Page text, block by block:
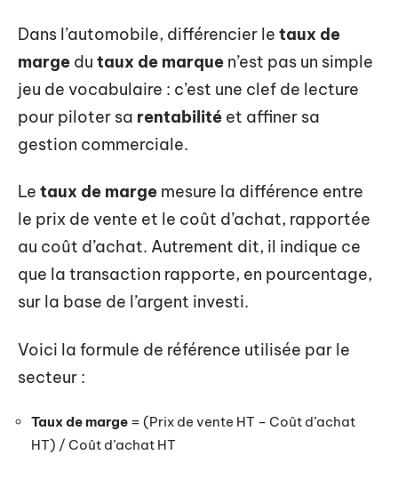
Dans l’automobile, différencier le taux de
marge du taux de marque n’est pas un simple
jeu de vocabulaire : c’est une clef de lecture
pour piloter sa rentabilité et affiner sa
gestion commerciale.
Le taux de marge mesure la différence entre
le prix de vente et le coût d’achat, rapportée
au coût d’achat. Autrement dit, il indique ce
que la transaction rapporte, en pourcentage,
sur la base de l’argent investi.
Voici la formule de référence utilisée par le
secteur :
Taux de marge = (Prix de vente HT – Coût d’achat
HT) / Coût d’achat HT